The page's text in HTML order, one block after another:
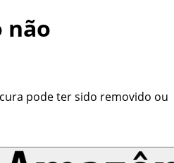
não
pode ter sido removido ou